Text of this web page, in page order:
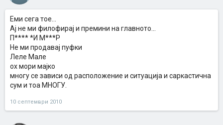
Еми сега тое...
Ај не ми филофирај и премини на главното...
П**** *И М***Р
Не ми продавај пуфки
Леле Мале
ох мори мајко
многу се зависи од расположение и ситуација и саркастична
сум и тоа МНОГУ.
10 септември 2010